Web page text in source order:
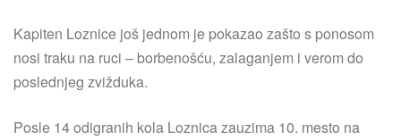
Kapiten Loznice još jednom je pokazao zašto s ponosom
nosi traku na ruci – borbenošću, zalaganjem i verom do
poslednjeg zvižduka.
Posle 14 odigranih kola Loznica zauzima 10. mesto na